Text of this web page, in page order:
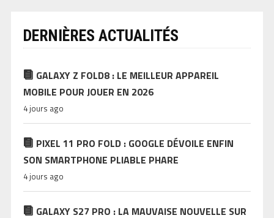
DERNIÈRES ACTUALITÉS
GALAXY Z FOLD8 : LE MEILLEUR APPAREIL
MOBILE POUR JOUER EN 2026
4 jours ago
PIXEL 11 PRO FOLD : GOOGLE DÉVOILE ENFIN
SON SMARTPHONE PLIABLE PHARE
4 jours ago
GALAXY S27 PRO : LA MAUVAISE NOUVELLE SUR